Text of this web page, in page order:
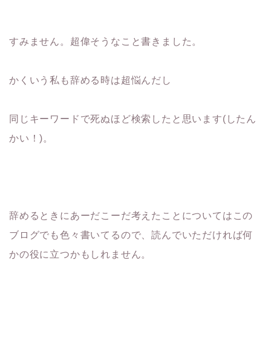
すみません。超偉そうなこと書きました。
かくいう私も辞める時は超悩んだし
同じキーワードで死ぬほど検索したと思います(したん
かい！)。
辞めるときにあーだこーだ考えたことについてはこの
ブログでも色々書いてるので、読んでいただければ何
かの役に立つかもしれません。